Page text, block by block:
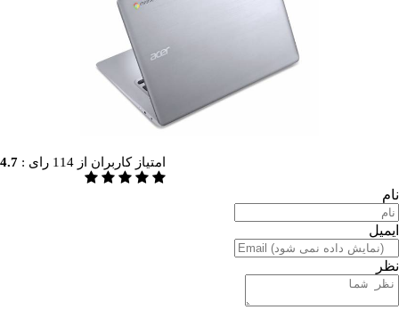
امتیاز کاربران از114رای :4.7